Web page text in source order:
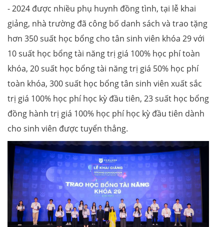
- 2024 được nhiều phụ huynh đồng tình, tại lễ khai
giảng, nhà trường đã công bố danh sách và trao tặng
hơn 350 suất học bổng cho tân sinh viên khóa 29 với
10 suất học bổng tài năng trị giá 100% học phí toàn
khóa, 20 suất học bổng tài năng trị giá 50% học phí
toàn khóa, 300 suất học bổng tân sinh viên xuất sắc
trị giá 100% học phí học kỳ đầu tiên, 23 suất học bổng
đồng hành trị giá 100% học phí học kỳ đầu tiên dành
cho sinh viên được tuyển thẳng.